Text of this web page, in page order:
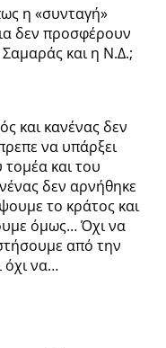
η «συνταγή»
δεν προσφέρουν
και η Ν.Δ.;
και κανένας δεν
να υπάρξει
και του
δεν αρνήθηκε
το κράτος και
όμως… Όχι να
από την
όχι να…